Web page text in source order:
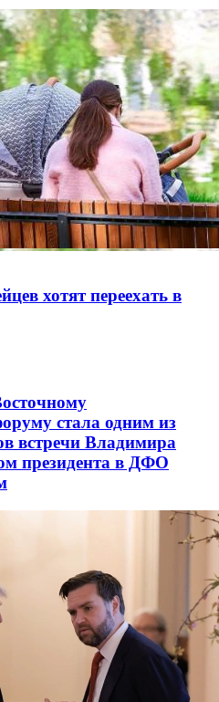
хотят переехать в
стала одним из
встречи Владимира
президента в ДФО